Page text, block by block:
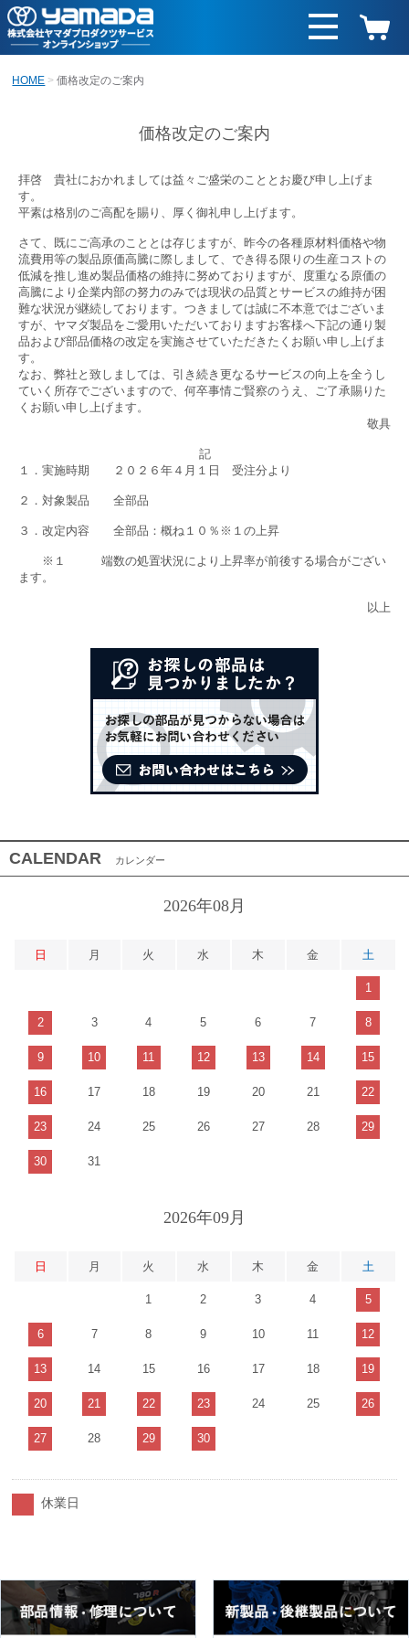
HOME 価格改定のご案内
価格改定のご案内
拝啓 貴社におかれましては益々ご盛栄のこととお慶び申し上げま
す。
平素は格別のご高配を賜り、厚く御礼申し上げます。
さて、既にご高承のこととは存じますが、昨今の各種原材料価格や物
流費用等の製品原価高騰に際しまして、でき得る限りの生産コストの
低減を推し進め製品価格の維持に努めておりますが、度重なる原価の
高騰により企業内部の努力のみでは現状の品質とサービスの維持が困
難な状況が継続しております。つきましては誠に不本意ではございま
すが、ヤマダ製品をご愛用いただいておりますお客様へ下記の通り製
品および部品価格の改定を実施させていただきたくお願い申し上げま
す。
なお、弊社と致しましては、引き続き更なるサービスの向上を全うし
ていく所存でございますので、何卒事情ご賢察のうえ、ご了承賜りた
くお願い申し上げます。
敬具
記
１．実施時期 ２０２６年４月１日 受注分より
２．対象製品 全部品
３．改定内容 全部品：概ね１０％※１の上昇
※１ 端数の処置状況により上昇率が前後する場合がござい
ます。
以上
CALENDAR カレンダー
2026年08月
日 月 火 水 木 金 土
1
2 3 4 5 6 7 8
9 10 11 12 13 14 15
16 17 18 19 20 21 22
23 24 25 26 27 28 29
30 31
2026年09月
日 月 火 水 木 金 土
1 2 3 4 5
6 7 8 9 10 11 12
13 14 15 16 17 18 19
20 21 22 23 24 25 26
27 28 29 30
休業日